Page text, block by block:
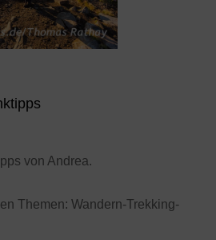
von Andrea.
Themen: Wandern-Trekking-